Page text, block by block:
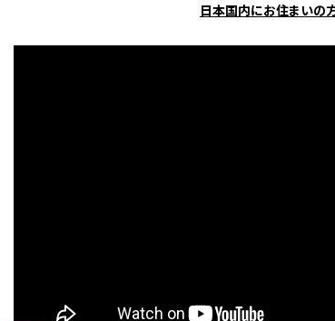
日本国内にお住まいの